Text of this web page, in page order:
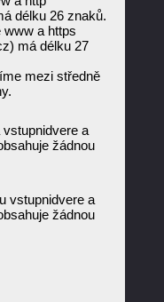
délku 26 znaků.
www a https
má délku 27
mezi středně
a
žádnou
vstupnidvere a
žádnou